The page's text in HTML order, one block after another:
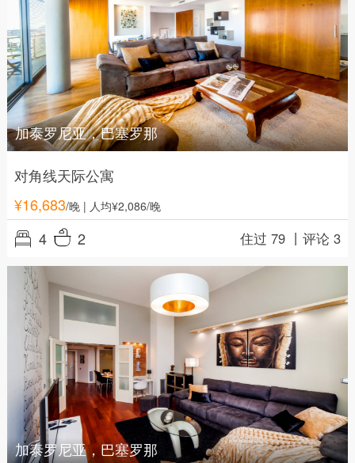
加泰罗尼亚，巴塞罗那
对角线天际公寓
¥16,683/晚| 人均¥2,086/晚
4 2 住过 79 丨评论 3
加泰罗尼亚，巴塞罗那